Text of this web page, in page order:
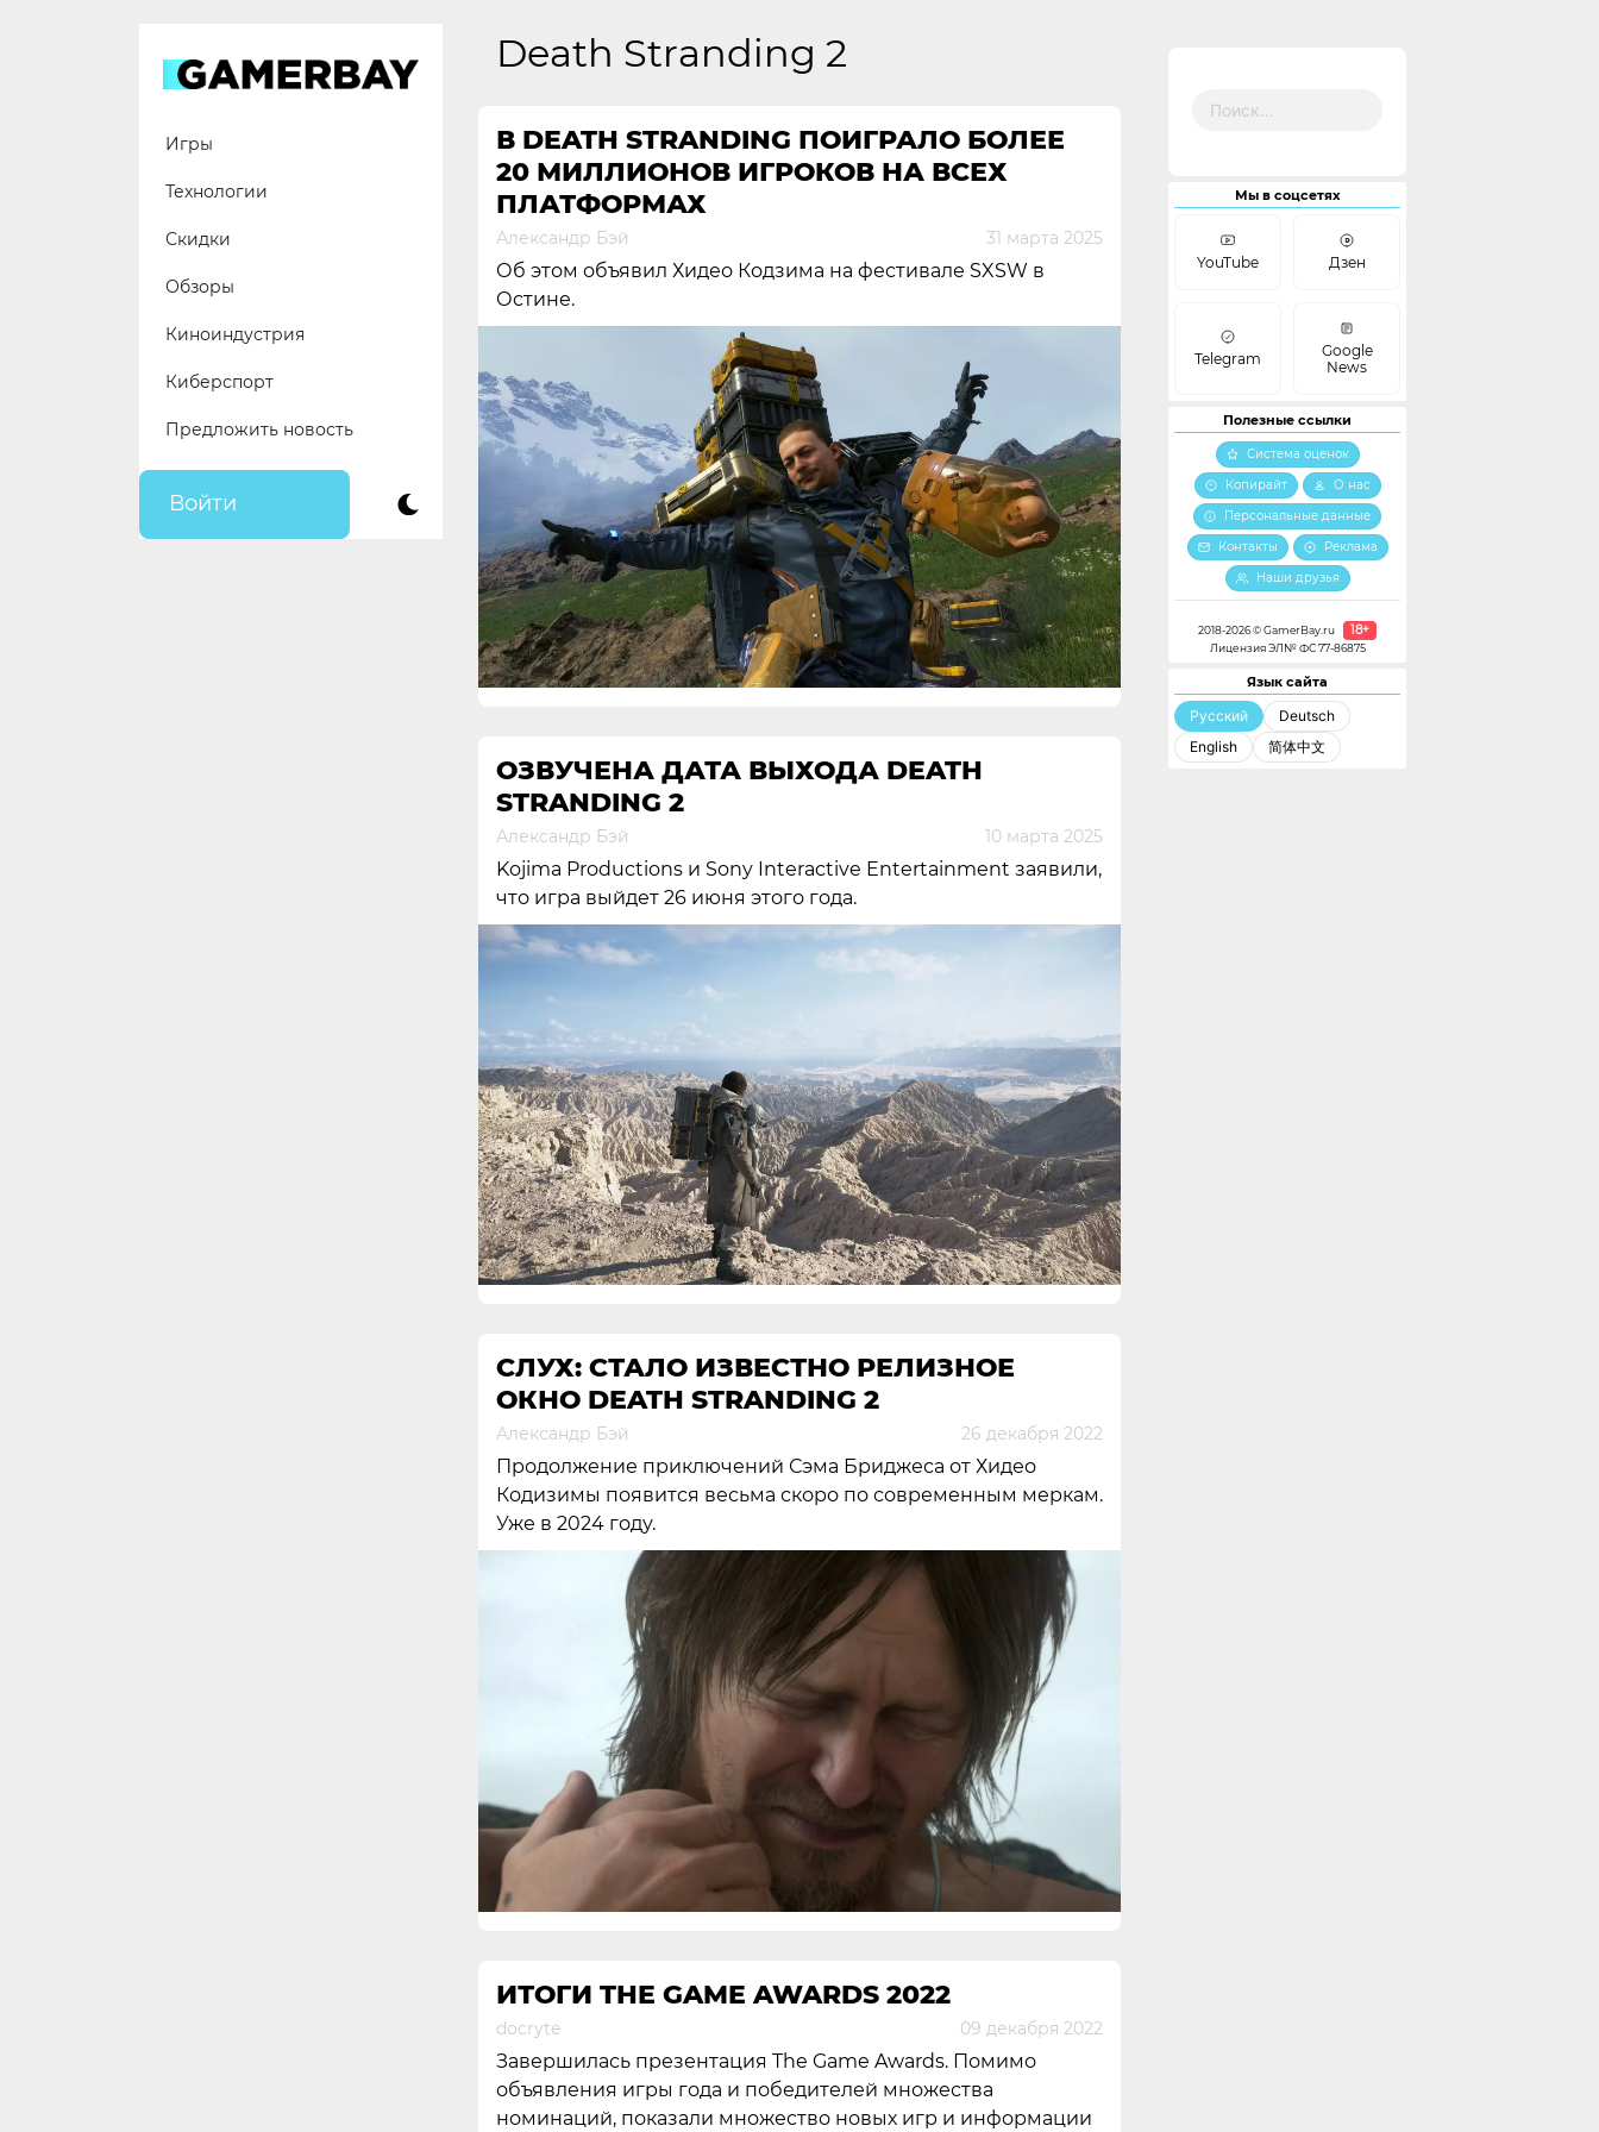
Игры
Технологии
Скидки
Обзоры
Киноиндустрия
Киберспорт
Предложить новость
Войти
Death Stranding 2
В DEATH STRANDING ПОИГРАЛО БОЛЕЕ
20 МИЛЛИОНОВ ИГРОКОВ НА ВСЕХ
ПЛАТФОРМАХ
Александр Бэй 31 марта 2025
Об этом объявил Хидео Кодзима на фестивале SXSW в
Остине.
ОЗВУЧЕНА ДАТА ВЫХОДА DEATH
STRANDING 2
Александр Бэй 10 марта 2025
Kojima Productions и Sony Interactive Entertainment заявили,
что игра выйдет 26 июня этого года.
СЛУХ: СТАЛО ИЗВЕСТНО РЕЛИЗНОЕ
ОКНО DEATH STRANDING 2
Александр Бэй 26 декабря 2022
Продолжение приключений Сэма Бриджеса от Хидео
Кодизимы появится весьма скоро по современным меркам.
Уже в 2024 году.
ИТОГИ THE GAME AWARDS 2022
docryte 09 декабря 2022
Завершилась презентация The Game Awards. Помимо
объявления игры года и победителей множества
номинаций, показали множество новых игр и информации
Мы в соцсетях
YouTube Дзен
Telegram
Google
News
Полезные ссылки
Система оценок
Копирайт
О нас
Персональные данные
Контакты
Реклама
Наши друзья
2018-2026 © GamerBay.ru 18+
Лицензия ЭЛ№ ФС 77-86875
Язык сайта
Русский
Deutsch
English
简体中文